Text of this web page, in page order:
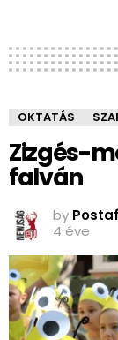
OKTATÁS
Zizgés-
falván
by
4 éve